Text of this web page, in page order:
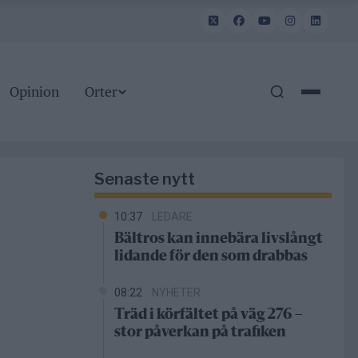
Opinion Orter
Senaste nytt
10:37 LEDARE
Bältros kan innebära livslångt
lidande för den som drabbas
08:22 NYHETER
Träd i körfältet på väg 276 –
stor påverkan på trafiken